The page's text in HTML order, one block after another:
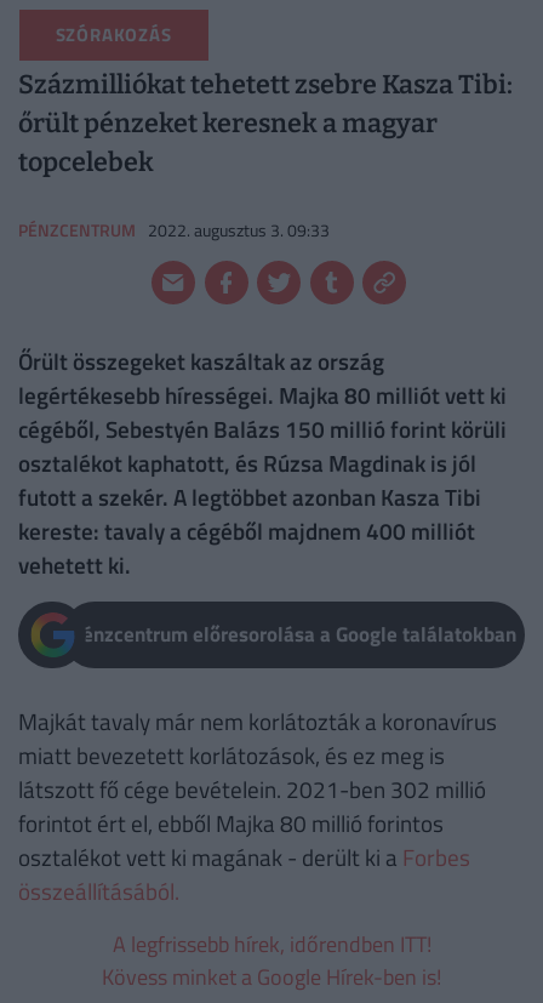
SZÓRAKOZÁS
Százmilliókat tehetett zsebre Kasza Tibi:
őrült pénzeket keresnek a magyar
topcelebek
PÉNZCENTRUM 2022. augusztus 3. 09:33
Őrült összegeket kaszáltak az ország
legértékesebb hírességei. Majka 80 milliót vett ki
cégéből, Sebestyén Balázs 150 millió forint körüli
osztalékot kaphatott, és Rúzsa Magdinak is jól
futott a szekér. A legtöbbet azonban Kasza Tibi
kereste: tavaly a cégéből majdnem 400 milliót
vehetett ki.
Pénzcentrum előresorolása a Google találatokban
Majkát tavaly már nem korlátozták a koronavírus
miatt bevezetett korlátozások, és ez meg is
látszott fő cége bevételein. 2021-ben 302 millió
forintot ért el, ebből Majka 80 millió forintos
osztalékot vett ki magának - derült ki a Forbes
összeállításából.
A legfrissebb hírek, időrendben ITT!
Kövess minket a Google Hírek-ben is!